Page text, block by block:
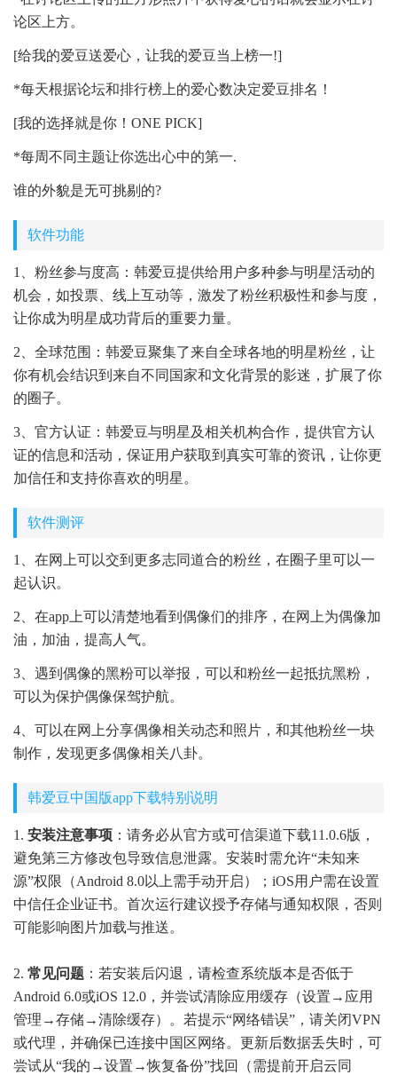
论区上方。
[给我的爱豆送爱心，让我的爱豆当上榜一!]
*每天根据论坛和排行榜上的爱心数决定爱豆排名！
[我的选择就是你！ONE PICK]
*每周不同主题让你选出心中的第一.
谁的外貌是无可挑剔的?
软件功能
1、粉丝参与度高：韩爱豆提供给用户多种参与明星活动的
机会，如投票、线上互动等，激发了粉丝积极性和参与度，
让你成为明星成功背后的重要力量。
2、全球范围：韩爱豆聚集了来自全球各地的明星粉丝，让
你有机会结识到来自不同国家和文化背景的影迷，扩展了你
的圈子。
3、官方认证：韩爱豆与明星及相关机构合作，提供官方认
证的信息和活动，保证用户获取到真实可靠的资讯，让你更
加信任和支持你喜欢的明星。
软件测评
1、在网上可以交到更多志同道合的粉丝，在圈子里可以一
起认识。
2、在app上可以清楚地看到偶像们的排序，在网上为偶像加
油，加油，提高人气。
3、遇到偶像的黑粉可以举报，可以和粉丝一起抵抗黑粉，
可以为保护偶像保驾护航。
4、可以在网上分享偶像相关动态和照片，和其他粉丝一块
制作，发现更多偶像相关八卦。
韩爱豆中国版app下载特别说明
1. 安装注意事项 ：请务必从官方或可信渠道下载11.0.6版，
避免第三方修改包导致信息泄露。安装时需允许“未知来
源”权限（Android 8.0以上需手动开启）；iOS用户需在设置
中信任企业证书。首次运行建议授予存储与通知权限，否则
可能影响图片加载与推送。
2. 常见问题 ：若安装后闪退，请检查系统版本是否低于
Android 6.0或iOS 12.0，并尝试清除应用缓存（设置→应用
管理→存储→清除缓存）。若提示“网络错误”，请关闭VPN
或代理，并确保已连接中国区网络。更新后数据丢失时，可
尝试从“我的→设置→恢复备份”找回（需提前开启云同